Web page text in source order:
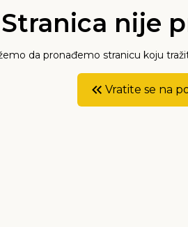
Stranica nije
da pronađemo stranicu koju
Vratite se na